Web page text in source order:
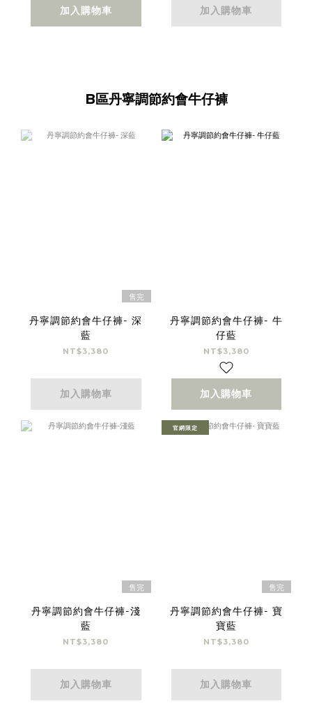
加入購物車 加入購物車
B區丹寧調節約會牛仔褲
售完
丹寧調節約會牛仔褲- 深
藍
NT$3,380
加入購物車
丹寧調節約會牛仔褲- 牛
仔藍
NT$3,380
加入購物車
售完
丹寧調節約會牛仔褲-淺
藍
NT$3,380
加入購物車
官網限定
售完
丹寧調節約會牛仔褲- 寶
寶藍
NT$3,380
加入購物車